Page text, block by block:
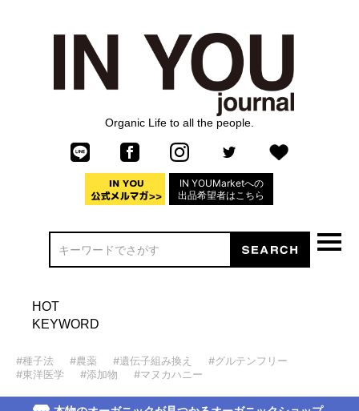
Organic Life to all the people.
IN YOUMarketへの
出品希望者はこちら
HOT
KEYWORD
#種子法 #農薬 #遺伝子組み換え
#グルテンフリー
#東洋医学
#添加物 #マヌカハニー